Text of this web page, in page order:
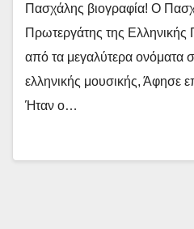
Πασχάλης βιογραφία! Ο
Πρωτεργάτης της Ελληνικής
από τα μεγαλύτερα ονόματα
ελληνικής μουσικής, Άφησε
Ήταν ο…